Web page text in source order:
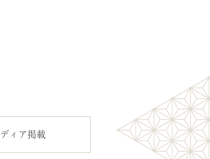
ディア掲載